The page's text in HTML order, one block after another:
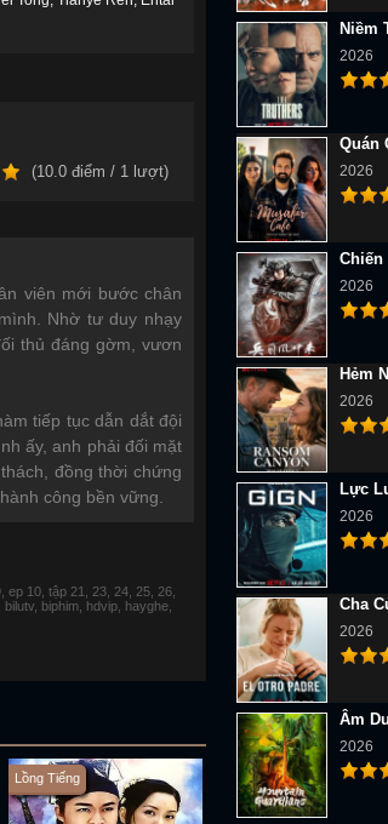
(10.0điểm / 1lượt)
viên mới bước chân
Nhờ tư duy nhạy
thủ đáng gờm, vươn
tiếp tục dẫn dắt đội
ấy, anh phải đối mặt
đồng thời chứng
công bền vững.
10, tập 21, 23, 24, 25, 26,
biphim, hdvip, hayghe,
Lồng Tiếng Full HD Vietsub
Niềm
2026
Quán
2026
Chiến
2026
Hẻm
2026
Lực
2026
Cha
2026
Âm
2026